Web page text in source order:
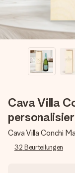
Cava Villa
Cava Villa Conchi
32 Beurteilungen